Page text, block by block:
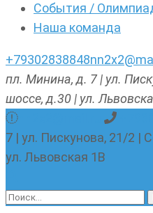
События /
Наша команда
+79302838848
пл. Минина, д. 7 | ул.
шоссе, д.30 | ул.
7 | ул. Пискунова, 21/2 |
ул. Львовская 1В
Найти: